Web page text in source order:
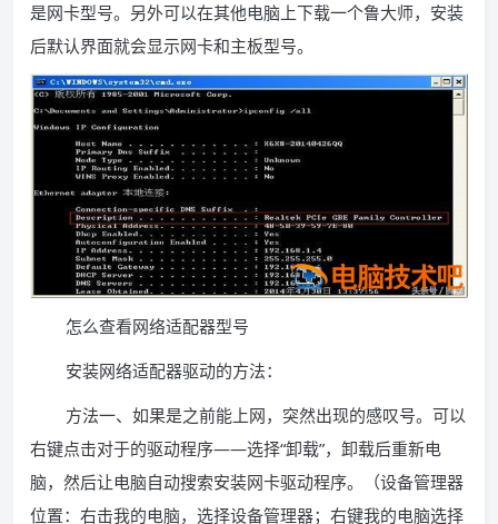
是网卡型号。另外可以在其他电脑上下载一个鲁大师，安装
后默认界面就会显示网卡和主板型号。
怎么查看网络适配器型号
安装网络适配器驱动的方法：
方法一、如果是之前能上网，突然出现的感叹号。可以
右键点击对于的驱动程序——选择“卸载”，卸载后重新电
脑，然后让电脑自动搜索安装网卡驱动程序。（设备管理器
位置：右击我的电脑，选择设备管理器；右键我的电脑选择